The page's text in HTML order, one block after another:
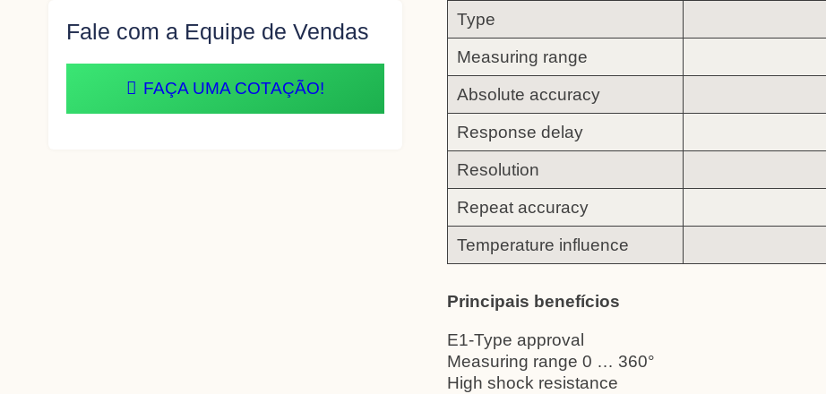
Type
Measuring range
Absolute accuracy
Response delay
Resolution
Repeat accuracy
Temperature influence
Principais benefícios
E1-Type approval
Measuring range 0 … 360°
High shock resistance
Fale com a Equipe de Vendas
FAÇA UMA COTAÇÃO!